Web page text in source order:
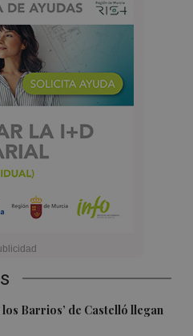
Barrios’ de Castelló llegan